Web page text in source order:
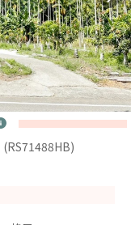
(RS71488HB)